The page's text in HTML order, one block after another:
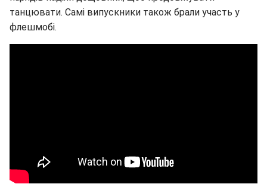
танцювати. Самі випускники також брали участь у
флешмобі.